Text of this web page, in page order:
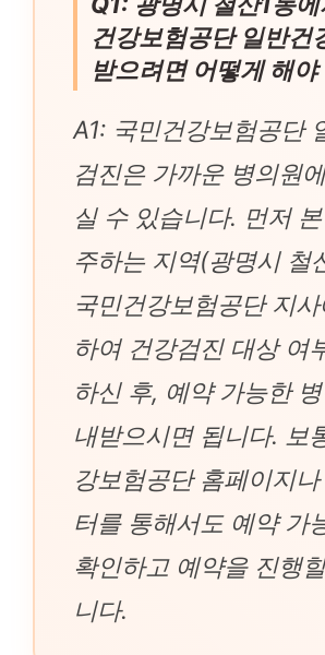
건강보험공단 일반건
받으려면 어떻게 해
A1: 국민건강보험공단
검진은 가까운 병의원
실 수 있습니다. 먼저
주하는 지역(광명시 철
국민건강보험공단 지
하여 건강검진 대상 여
하신 후, 예약 가능한
내받으시면 됩니다. 보
강보험공단 홈페이지
터를 통해서도 예약 가
확인하고 예약을 진행
니다.